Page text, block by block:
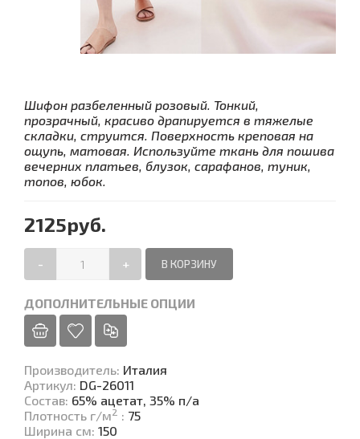
Шифон разбеленный розовый. Тонкий,
прозрачный, красиво драпируется в тяжелые
складки, струится. Поверхность креповая на
ощупь, матовая. Используйте ткань для пошива
вечерних платьев, блузок, сарафанов, туник,
топов, юбок.
2125руб.
- +
ДОПОЛНИТЕЛЬНЫЕ ОПЦИИ
Производитель: Италия
Артикул: DG-26011
Состав: 65% ацетат, 35% п/а
Плотность г/м2 : 75
Ширина см: 150